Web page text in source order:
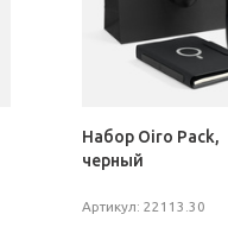
Набор Oiro Pack,
черный
Артикул: 22113.30